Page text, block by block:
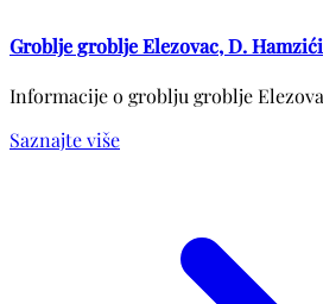
Groblje groblje Elezovac, D. Hamzići
Informacije o groblju groblje
Saznajte više